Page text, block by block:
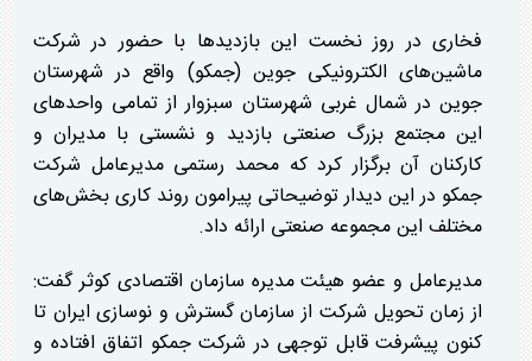
فخاری در روز نخست این بازدید‌ها با حضور در شرکت
ماشین‌های الکترونیکی جوین (جمکو) واقع در شهرستان
جوین در شمال غربی شهرستان سبزوار از تمامی واحد‌های
این مجتمع بزرگ صنعتی بازدید و نشستی با مدیران و
کارکنان آن برگزار کرد که محمد رستمی مدیرعامل شرکت
جمکو در این دیدار توضیحاتی پیرامون روند کاری بخش‌های
مختلف این مجموعه صنعتی ارائه داد.
مدیرعامل و عضو هیئت مدیره سازمان اقتصادی کوثر گفت:
از زمان تحویل شرکت از سازمان گسترش و نوسازی ایران تا
کنون پیشرفت قابل توجهی در شرکت جمکو اتفاق افتاده و